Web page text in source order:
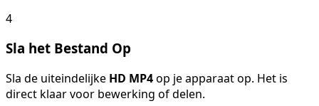
4
Sla het Bestand Op
Sla de uiteindelijke HD MP4op je apparaat op. Het is
direct klaar voor bewerking of delen.